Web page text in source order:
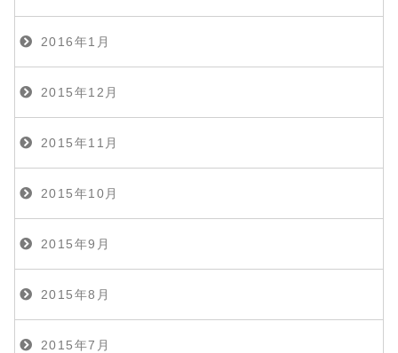
2016年1月
2015年12月
2015年11月
2015年10月
2015年9月
2015年8月
2015年7月